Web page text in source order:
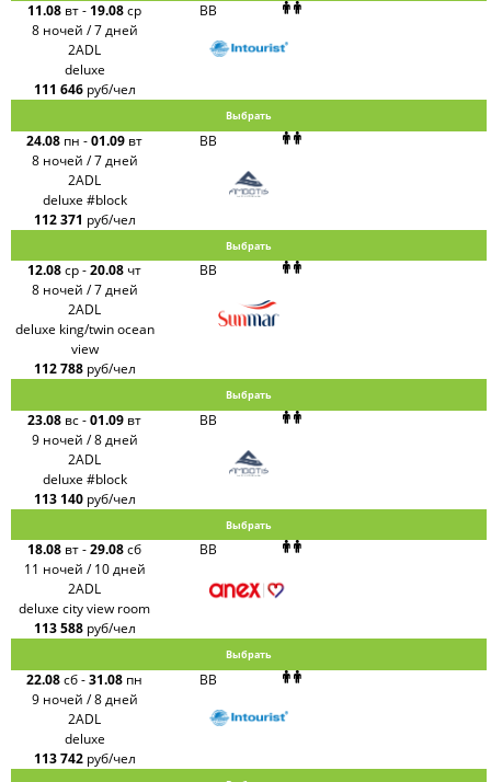
11.08 вт- 19.08ср
8 ночей / 7 дней
BB
2ADL
deluxe
111 646 руб/чел
Выбрать
24.08 пн -01.09 вт
8 ночей / 7 дней
BB
2ADL
deluxe #block
112 371 руб/чел
Выбрать
12.08ср-20.08 чт
8 ночей / 7 дней
BB
2ADL
deluxe king/twin ocean
view
112 788 руб/чел
Выбрать
23.08 вс-01.09 вт
9 ночей / 8 дней
BB
2ADL
deluxe #block
113 140 руб/чел
Выбрать
18.08 вт-29.08сб
11 ночей / 10 дней
BB
2ADL
deluxe city view room
113 588 руб/чел
Выбрать
22.08сб-31.08 пн
9 ночей / 8 дней
BB
2ADL
deluxe
113 742 руб/чел